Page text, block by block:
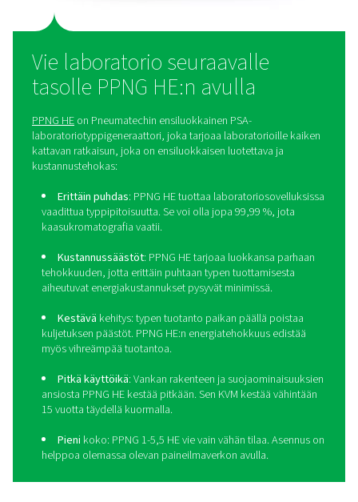
laboratoriot saavat täyden hallinnan
yksinkertaistaa toimintaa poistamalla ulkoisiin
liittyvät logistiset haasteet.